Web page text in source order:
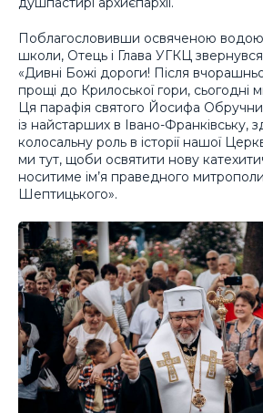
Поблагословивши освяченою
школи, Отець і Глава УГКЦ
«Дивні Божі дороги! Після
прощі до Крилоської гори, сьогодні
Ця парафія святого Йосифа
із найстарших в Івано-Франківську,
колосальну роль в історії нашої
ми тут, щоби освятити нову
носитиме ім’я праведного
Шептицького».